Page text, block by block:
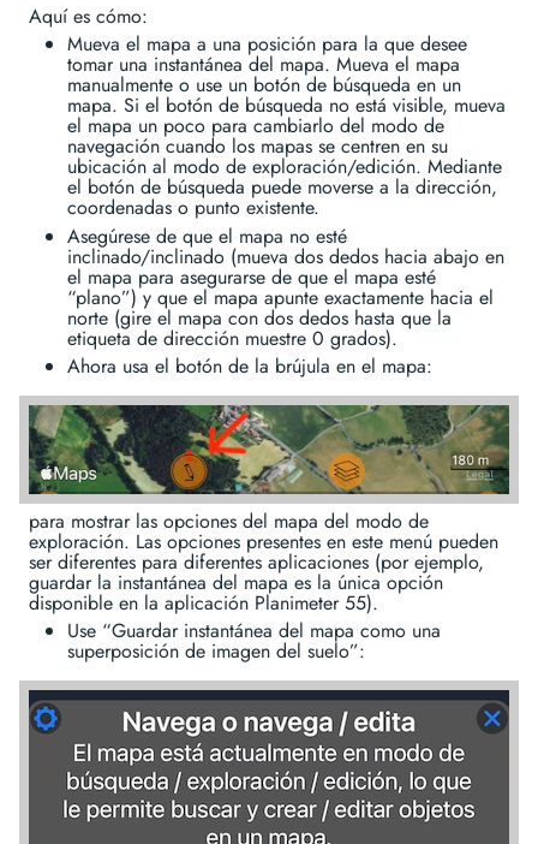
Aquí es cómo:
Mueva el mapa a una posición para la que desee
tomar una instantánea del mapa. Mueva el mapa
manualmente o use un botón de búsqueda en un
mapa. Si el botón de búsqueda no está visible, mueva
el mapa un poco para cambiarlo del modo de
navegación cuando los mapas se centren en su
ubicación al modo de exploración/edición. Mediante
el botón de búsqueda puede moverse a la dirección,
coordenadas o punto existente.
Asegúrese de que el mapa no esté
inclinado/inclinado (mueva dos dedos hacia abajo en
el mapa para asegurarse de que el mapa esté
“plano”) y que el mapa apunte exactamente hacia el
norte (gire el mapa con dos dedos hasta que la
etiqueta de dirección muestre 0 grados).
Ahora usa el botón de la brújula en el mapa:
para mostrar las opciones del mapa del modo de
exploración. Las opciones presentes en este menú pueden
ser diferentes para diferentes aplicaciones (por ejemplo,
guardar la instantánea del mapa es la única opción
disponible en la aplicación Planimeter 55).
Use “Guardar instantánea del mapa como una
superposición de imagen del suelo”: